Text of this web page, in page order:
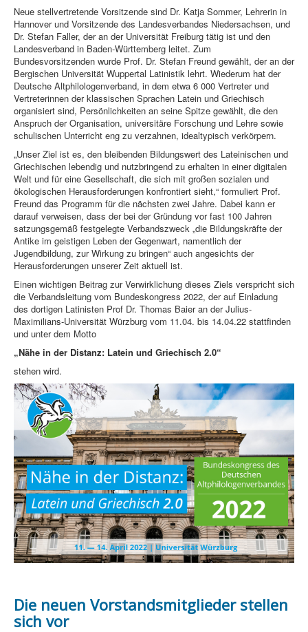
Neue stellvertretende Vorsitzende sind Dr. Katja Sommer, Lehrerin in
Hannover und Vorsitzende des Landesverbandes Niedersachsen, und
Dr. Stefan Faller, der an der Universität Freiburg tätig ist und den
Landesverband in Baden-Württemberg leitet. Zum
Bundesvorsitzenden wurde Prof. Dr. Stefan Freund gewählt, der an der
Bergischen Universität Wuppertal Latinistik lehrt. Wiederum hat der
Deutsche Altphilologenverband, in dem etwa 6 000 Vertreter und
Vertreterinnen der klassischen Sprachen Latein und Griechisch
organisiert sind, Persönlichkeiten an seine Spitze gewählt, die den
Anspruch der Organisation, universitäre Forschung und Lehre sowie
schulischen Unterricht eng zu verzahnen, idealtypisch verkörpern.
„Unser Ziel ist es, den bleibenden Bildungswert des Lateinischen und
Griechischen lebendig und nutzbringend zu erhalten in einer digitalen
Welt und für eine Gesellschaft, die sich mit großen sozialen und
ökologischen Herausforderungen konfrontiert sieht,“ formuliert Prof.
Freund das Programm für die nächsten zwei Jahre. Dabei kann er
darauf verweisen, dass der bei der Gründung vor fast 100 Jahren
satzungsgemäß festgelegte Verbandszweck „die Bildungskräfte der
Antike im geistigen Leben der Gegenwart, namentlich der
Jugendbildung, zur Wirkung zu bringen“ auch angesichts der
Herausforderungen unserer Zeit aktuell ist.
Einen wichtigen Beitrag zur Verwirklichung dieses Ziels verspricht sich
die Verbandsleitung vom Bundeskongress 2022, der auf Einladung
des dortigen Latinisten Prof Dr. Thomas Baier an der Julius-
Maximilians-Universität Würzburg vom 11.04. bis 14.04.22 stattfinden
und unter dem Motto
„Nähe in der Distanz: Latein und Griechisch 2.0“
stehen wird.
Die neuen Vorstandsmitglieder stellen
sich vor